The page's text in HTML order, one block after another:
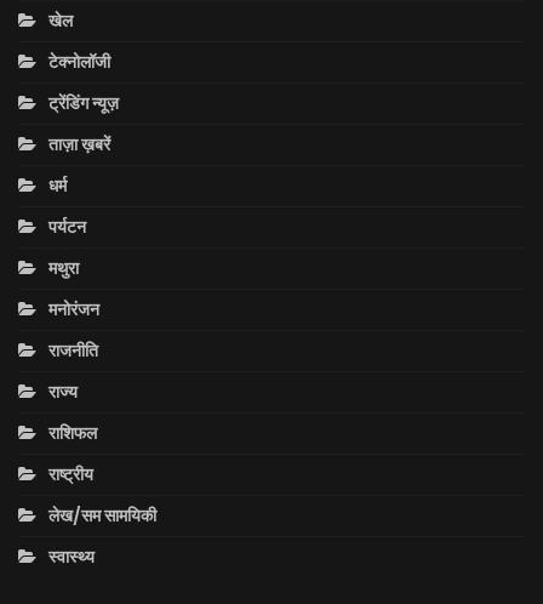
खेल
टेक्नोलॉजी
ट्रेंडिंग न्यूज़
ताज़ा ख़बरें
धर्म
पर्यटन
मथुरा
मनोरंजन
राजनीति
राज्य
राशिफल
राष्ट्रीय
लेख/सम सामयिकी
स्वास्थ्य